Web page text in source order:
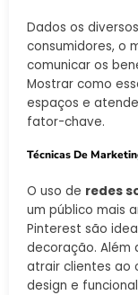
Dados os
consumidores, o
comunicar os
Mostrar como
espaços e
fator-chave.
Técnicas De
O uso de redes
um público mais
Pinterest são
decoração. Além
atrair clientes ao
design e